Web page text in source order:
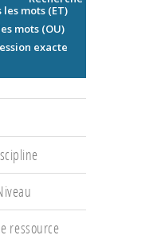
les mots (ET)
mots (OU)
exacte
ressource